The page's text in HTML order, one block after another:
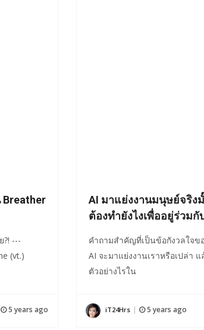
Breather
?! ---
(vt.)
5 years ago
AI มาแย่งงานมนุษย์จริง
ต้องทำยังไงเพื่ออยู่ร่วมกั
คำถามสำคัญที่เป็นข้อกังวลใจข
AI จะมาแย่งงานเราหรือเปล่า แ
ตัวอย่างไรใน
iT24Hrs 5 years ago